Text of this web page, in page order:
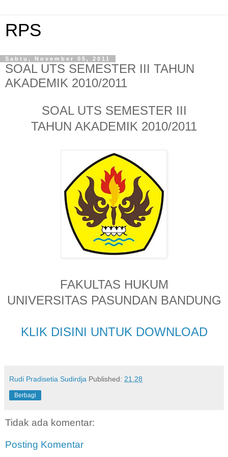
RPS
Sabtu, November 05, 2011
SOAL UTS SEMESTER III TAHUN
AKADEMIK 2010/2011
SOAL UTS SEMESTER III
TAHUN AKADEMIK 2010/2011
FAKULTAS HUKUM
UNIVERSITAS PASUNDAN BANDUNG
KLIK DISINI UNTUK DOWNLOAD
Rudi Pradisetia Sudirdja Published: 21.28
Berbagi
Tidak ada komentar:
Posting Komentar